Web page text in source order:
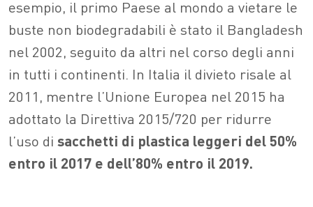
esempio, il primo Paese al mondo a vietare le
buste non biodegradabili è stato il Bangladesh
nel 2002, seguito da altri nel corso degli anni
in tutti i continenti. In Italia il divieto risale al
2011, mentre l’Unione Europea nel 2015 ha
adottato la Direttiva 2015/720 per ridurre
l’uso di sacchetti di plastica leggeri del 50%
entro il 2017 e dell’80% entro il 2019.